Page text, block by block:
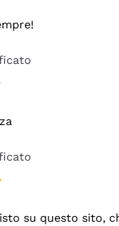
su questo sito,